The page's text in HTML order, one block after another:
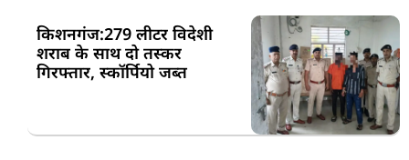
किशनगंज:279 लीटर विदेशी
शराब के साथ दो तस्कर
गिरफ्तार, स्कॉर्पियो जब्त